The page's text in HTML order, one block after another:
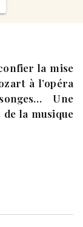
la mise
à l’opéra
Une
la musique